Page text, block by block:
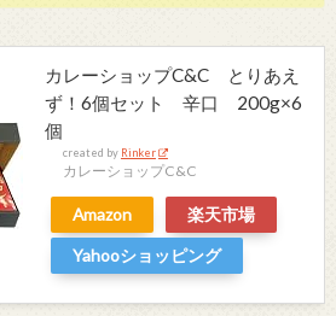
カレーショップC&C とりあえ
ず！6個セット 辛口 200g×6
個
created by Rinker
カレーショップC&C
Amazon
楽天市場
Yahooショッピング